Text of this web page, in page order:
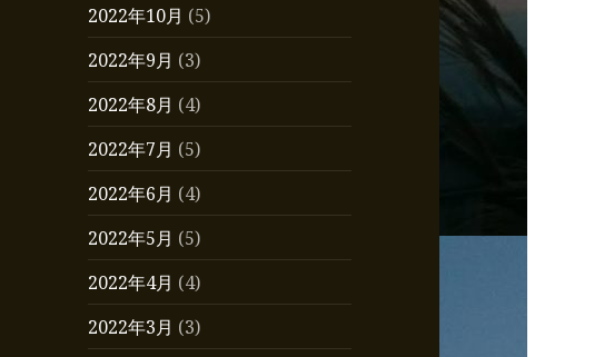
2022年10月 (5)
2022年9月 (3)
2022年8月 (4)
2022年7月 (5)
2022年6月 (4)
2022年5月 (5)
2022年4月 (4)
2022年3月 (3)